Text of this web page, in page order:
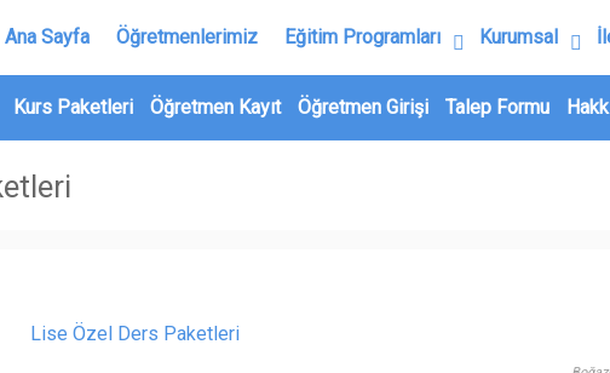
Ana Sayfa Öğretmenlerimiz Eğitim Programları Kurumsal
Kurs Paketleri Öğretmen Kayıt Öğretmen Girişi Talep Formu